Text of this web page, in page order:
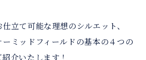
立て可能な理想のシルエット、
ミッドフィールドの基本の４つの
介いたします！